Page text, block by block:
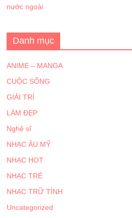
nước ngoài
Danh mục
ANIME – MANGA
CUỘC SỐNG
GIẢI TRÍ
LÀM ĐẸP
Nghệ sĩ
NHẠC ÂU MỸ
NHẠC HOT
NHẠC TRẺ
NHẠC TRỮ TÌNH
Uncategorized